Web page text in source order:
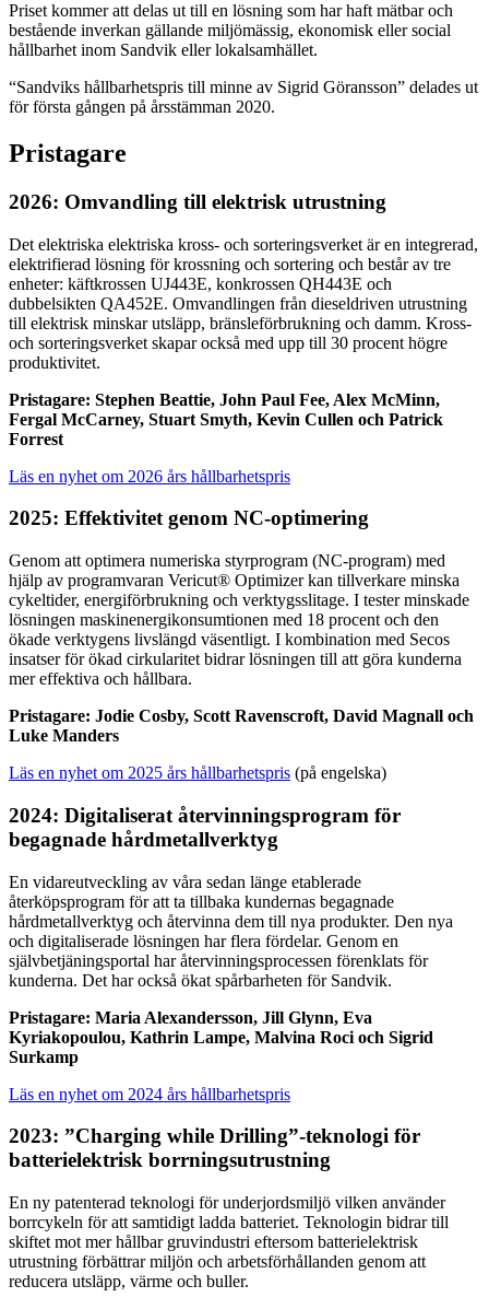
Priset kommer att delas ut till en lösning som har haft mätbar och
bestående inverkan gällande miljömässig, ekonomisk eller social
hållbarhet inom Sandvik eller lokalsamhället.
“Sandviks hållbarhetspris till minne av Sigrid Göransson” delades ut
för första gången på årsstämman 2020.
Pristagare
2026: Omvandling till elektrisk utrustning
Det elektriska elektriska kross- och sorteringsverket är en integrerad,
elektrifierad lösning för krossning och sortering och består av tre
enheter: käftkrossen UJ443E, konkrossen QH443E och
dubbelsikten QA452E. Omvandlingen från dieseldriven utrustning
till elektrisk minskar utsläpp, bränsleförbrukning och damm. Kross-
och sorteringsverket skapar också med upp till 30 procent högre
produktivitet.
Pristagare: Stephen Beattie, John Paul Fee, Alex McMinn,
Fergal McCarney, Stuart Smyth, Kevin Cullen och Patrick
Forrest
Läs en nyhet om 2026 års hållbarhetspris
2025: Effektivitet genom NC-optimering
Genom att optimera numeriska styrprogram (NC-program) med
hjälp av programvaran Vericut® Optimizer kan tillverkare minska
cykeltider, energiförbrukning och verktygsslitage. I tester minskade
lösningen maskinenergikonsumtionen med 18 procent och den
ökade verktygens livslängd väsentligt. I kombination med Secos
insatser för ökad cirkularitet bidrar lösningen till att göra kunderna
mer effektiva och hållbara.
Pristagare: Jodie Cosby, Scott Ravenscroft, David Magnall och
Luke Manders
Läs en nyhet om 2025 års hållbarhetspris (på engelska)
2024: Digitaliserat återvinningsprogram för
begagnade hårdmetallverktyg
En vidareutveckling av våra sedan länge etablerade
återköpsprogram för att ta tillbaka kundernas begagnade
hårdmetallverktyg och återvinna dem till nya produkter. Den nya
och digitaliserade lösningen har flera fördelar. Genom en
självbetjäningsportal har återvinningsprocessen förenklats för
kunderna. Det har också ökat spårbarheten för Sandvik.
Pristagare: Maria Alexandersson, Jill Glynn, Eva
Kyriakopoulou, Kathrin Lampe, Malvina Roci och Sigrid
Surkamp
Läs en nyhet om 2024 års hållbarhetspris
2023: ”Charging while Drilling”-teknologi för
batterielektrisk borrningsutrustning
En ny patenterad teknologi för underjordsmiljö vilken använder
borrcykeln för att samtidigt ladda batteriet. Teknologin bidrar till
skiftet mot mer hållbar gruvindustri eftersom batterielektrisk
utrustning förbättrar miljön och arbetsförhållanden genom att
reducera utsläpp, värme och buller.